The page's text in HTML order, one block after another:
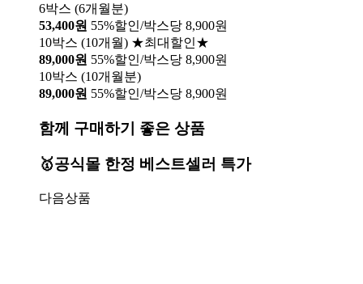
6박스 (6개월분)
53,400원 55%할인/박스당 8,900원
10박스 (10개월) ★최대할인★
89,000원 55%할인/박스당 8,900원
10박스 (10개월분)
89,000원 55%할인/박스당 8,900원
함께 구매하기 좋은 상품
🥇공식몰 한정 베스트셀러 특가
다음상품